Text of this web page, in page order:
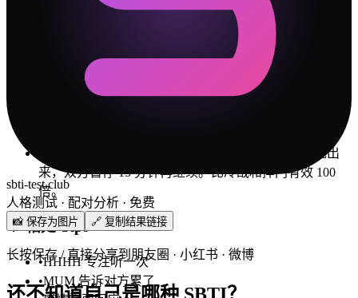
冲突解决指南
每次吵完架，花 5 分钟复盘"我们到底在吵什么"。大
设立一个"安全词"——当某一方快要情绪失控时说出
来，双方暂停 15 分钟再继续。比冷战和摔门有效 100
倍。
💚相处 Tips
•HHHH 专注听一次
•MUM 告诉对方累了
sbti-test.club
人格测试 · 配对分析 · 免费
📸 保存为图片 🔗 复制结果链接
长按保存 / 直接分享到朋友圈 · 小红书 · 微博